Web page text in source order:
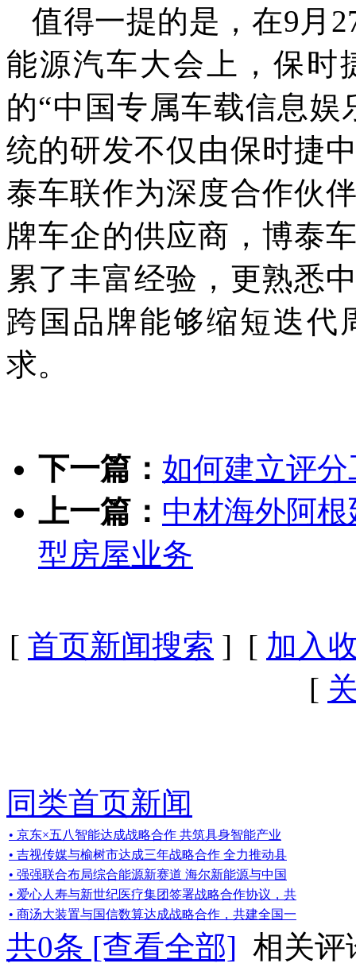
值得一提的是，在9月
能源汽车大会上，保时
的“中国专属车载信息
统的研发不仅由保时捷
泰车联作为深度合作伙
牌车企的供应商，博泰
累了丰富经验，更熟悉
跨国品牌能够缩短迭代
求。
下一篇： 如何建立评
上一篇： 中材海外阿
型房屋业务
[ 首页新闻搜索 ] [ 加入
[
同类首页新闻
• 京东×五八智能达成战略合作 共筑具身智能产业
• 吉视传媒与榆树市达成三年战略合作 全力推动县
• 强强联合布局综合能源新赛道 海尔新能源与中国
• 爱心人寿与新世纪医疗集团签署战略合作协议，共
• 商汤大装置与国信数算达成战略合作，共建全国一
共0条 [查看全部] 相关评